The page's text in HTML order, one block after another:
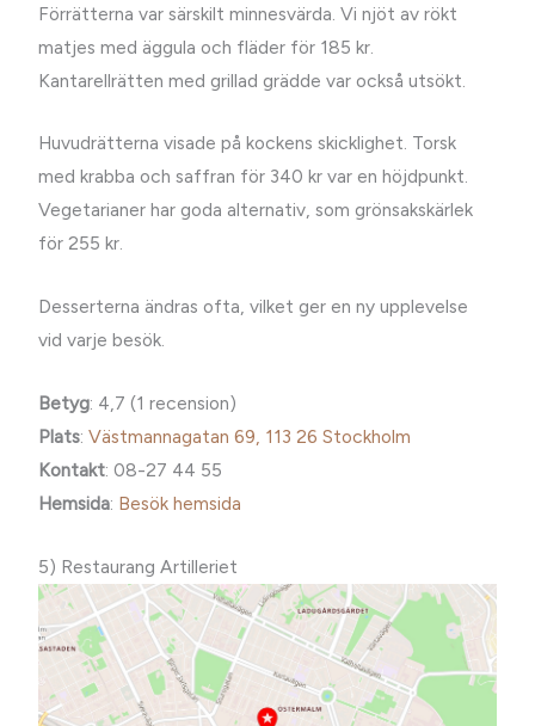
Förrätterna var särskilt minnesvärda. Vi njöt av rökt
matjes med äggula och fläder för 185 kr.
Kantarellrätten med grillad grädde var också utsökt.
Huvudrätterna visade på kockens skicklighet. Torsk
med krabba och saffran för 340 kr var en höjdpunkt.
Vegetarianer har goda alternativ, som grönsakskärlek
för 255 kr.
Desserterna ändras ofta, vilket ger en ny upplevelse
vid varje besök.
Betyg: 4,7 (1 recension)
Plats:Västmannagatan 69, 113 26 Stockholm
Kontakt: 08-27 44 55
Hemsida: Besök hemsida
5) Restaurang Artilleriet